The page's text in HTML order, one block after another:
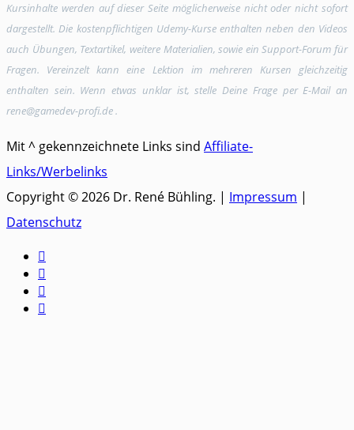
Kursinhalte werden auf dieser Seite möglicherweise nicht oder nicht sofort
dargestellt. Die kostenpflichtigen Udemy-Kurse enthalten neben den Videos
auch Übungen, Textartikel, weitere Materialien, sowie ein Support-Forum für
Fragen. Vereinzelt kann eine Lektion im mehreren Kursen gleichzeitig
enthalten sein. Wenn etwas unklar ist, stelle Deine Frage per E-Mail an
rene@gamedev-profi.de .
Mit ^ gekennzeichnete Links sind Affiliate-
Links/Werbelinks
Copyright © 2026 Dr. René Bühling. | Impressum |
Datenschutz



